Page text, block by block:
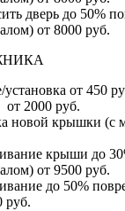
дверь до 50%
от 8000 руб.
от 450
от 2000 руб.
новой крышки (с
крыши до
от 9500 руб.
до 50%
руб.